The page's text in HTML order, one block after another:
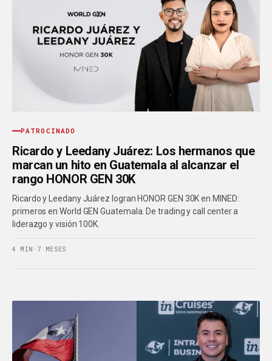
PATROCINADO
Ricardo y Leedany Juárez: Los hermanos que
marcan un hito en Guatemala al alcanzar el
rango HONOR GEN 30K
Ricardo y Leedany Juárez logran HONOR GEN 30K en MINED:
primeros en World GEN Guatemala. De trading y call center a
liderazgo y visión 100K.
4 MIN · 7 MESES